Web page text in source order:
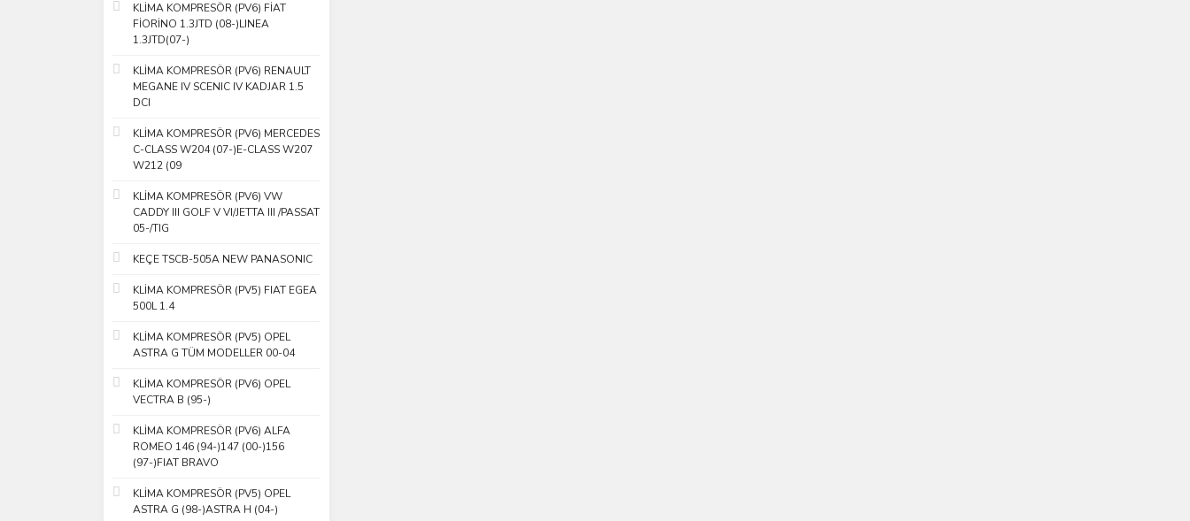
KLİMA KOMPRESÖR (PV6) FİAT
FİORİNO 1.3JTD (08-)LINEA
1.3JTD(07-)
KLİMA KOMPRESÖR (PV6) RENAULT
MEGANE IV SCENIC IV KADJAR 1.5
DCI
KLİMA KOMPRESÖR (PV6) MERCEDES
C-CLASS W204 (07-)E-CLASS W207
W212 (09
KLİMA KOMPRESÖR (PV6) VW
CADDY III GOLF V VI/JETTA III /PASSAT
05-/TIG
KEÇE TSCB-505A NEW PANASONIC
KLİMA KOMPRESÖR (PV5) FIAT EGEA
500L 1.4
KLİMA KOMPRESÖR (PV5) OPEL
ASTRA G TÜM MODELLER 00-04
KLİMA KOMPRESÖR (PV6) OPEL
VECTRA B (95-)
KLİMA KOMPRESÖR (PV6) ALFA
ROMEO 146 (94-)147 (00-)156
(97-)FIAT BRAVO
KLİMA KOMPRESÖR (PV5) OPEL
ASTRA G (98-)ASTRA H (04-)